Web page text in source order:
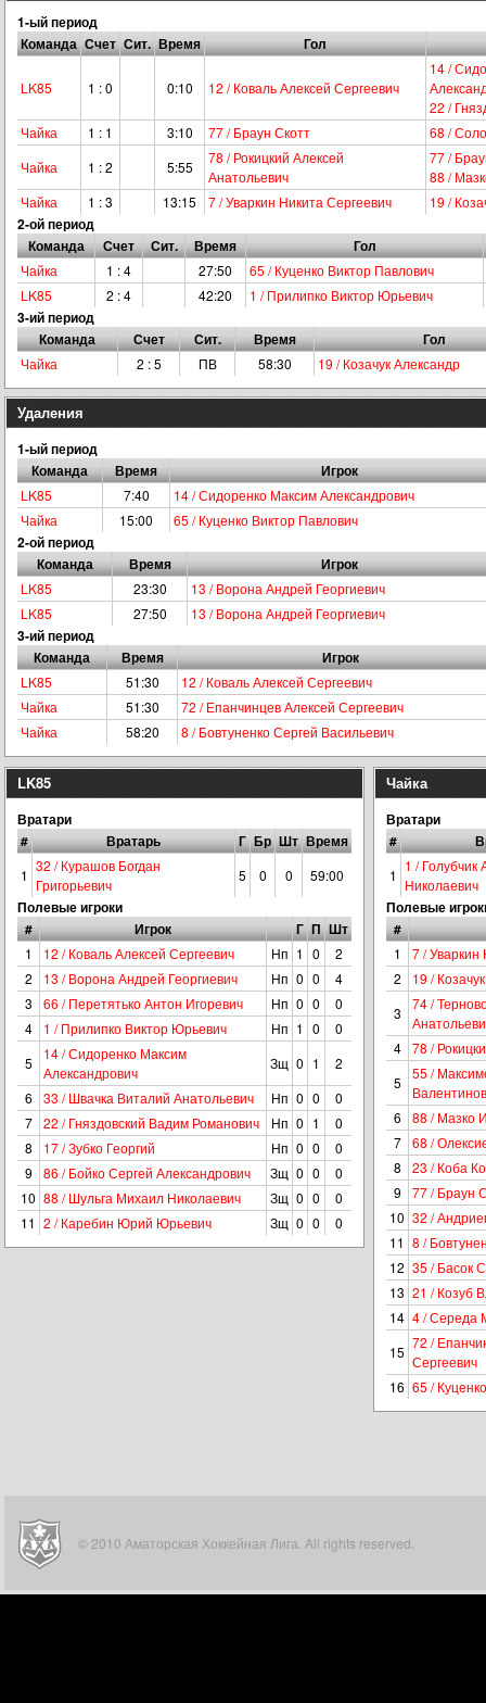
1-ый период
Команда Счет Сит. Время Гол
LK85 1 : 0 0:10 12 / Коваль Алексей Сергеевич
14 /
22 /
Чайка
1 : 1 3:10 77 / Браун Скотт
68 /
Чайка
1 : 2 5:55
78 / Рокицкий Алексей
Анатольевич
77 /
88 /
Чайка
1 : 3 13:15 7 / Уваркин Никита Сергеевич 19 /
2-ой период
Команда
Счет Сит. Время Гол
Чайка 1 : 4 27:50
65 / Куценко Виктор Павлович
LK85
2 : 4 42:20 1 / Прилипко Виктор Юрьевич
3-ий период
Команда
Счет Сит. Время Гол
Чайка 2 : 5 ПВ 58:30 19 / Козачук Александр
Удаления
1-ый период
Команда
Время Игрок
LK85 7:40
14 / Сидоренко Максим Александрович
Чайка
15:00 65 / Куценко Виктор Павлович
2-ой период
Команда
Время Игрок
LK85 23:30
13 / Ворона Андрей Георгиевич
LK85
27:50 13 / Ворона Андрей Георгиевич
3-ий период
Команда
Время Игрок
LK85 51:30
12 / Коваль Алексей Сергеевич
Чайка
51:30
72 / Епанчинцев Алексей Сергеевич
Чайка
58:20 8 / Бовтуненко Сергей Васильевич
LK85
Вратари
#
Вратарь Г Бр Шт Время
1
32 / Курашов Богдан
Григорьевич
5 0 0 59:00
Полевые игроки
#
Игрок Г П Шт
1 12 / Коваль Алексей Сергеевич Нп 1 0
2
2
13 / Ворона Андрей Георгиевич Нп 0 0
4
3
66 / Перетятько Антон Игоревич Нп 0 0
0
4
1 / Прилипко Виктор Юрьевич Нп 1 0
0
5
14 / Сидоренко Максим
Александрович
Зщ 0 1
2
6
33 / Швачка Виталий Анатольевич Нп 0 0
0
7
22 / Гняздовский Вадим Романович Нп 0 1
0
8
17 / Зубко Георгий Нп 0 0
0
9
86 / Бойко Сергей Александрович Зщ 0 0
0
10 88 / Шульга Михаил Николаевич Зщ 0 0
0
11 2 / Каребин Юрий Юрьевич Зщ 0 0 0
Чайка
Вратари
#
1
1 / Голубчик
Николаевич
Полевые
#
1
7 / Уваркин
2
19 /
3
74 /
4
78 /
5
55 /
6
88 / Мазко
7
68 /
8
23 / Коба
9
77 / Браун
10 32 /
11 8 /
12 35 / Басок
13 21 / Козуб
14 4 / Середа
15
72 /
Сергеевич
16 65 /
© 2010 Аматорская Хоккейная Лига. All rights reserved.